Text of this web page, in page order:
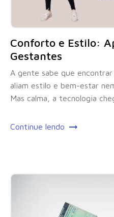
Conforto e Estilo:
Gestantes
A gente sabe que
aliam estilo e bem-estar
Mas calma, a tecnologia
Continue lendo